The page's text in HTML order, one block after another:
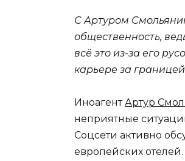
С Артуром
общественность,
всё это из-за его
карьере за
ИноагентАртур
неприятные
Соцсети активно
европейских отелей.